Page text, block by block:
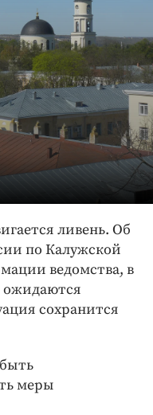
ливень. Об
по Калужской
ведомства, в
ожидаются
сохранится
меры